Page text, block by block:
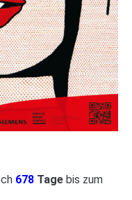
678 Tage bis zum